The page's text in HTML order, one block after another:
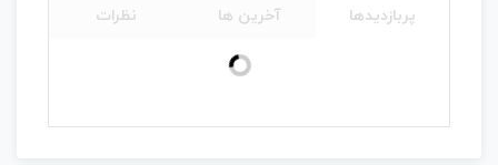
پربازدیدها آخرین ها نظرات